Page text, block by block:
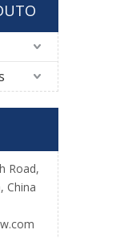
Road,
China